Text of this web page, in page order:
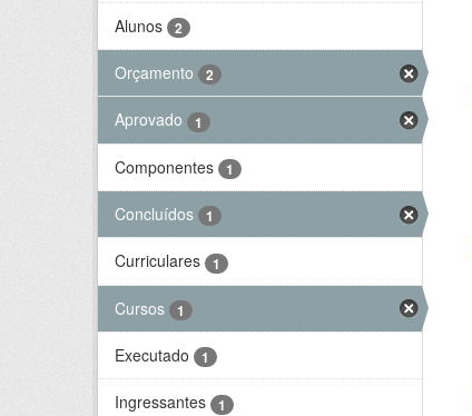
Alunos 2
Orçamento 2
Aprovado 1
Componentes 1
Concluídos 1
Curriculares 1
Cursos 1
Executado 1
Ingressantes 1